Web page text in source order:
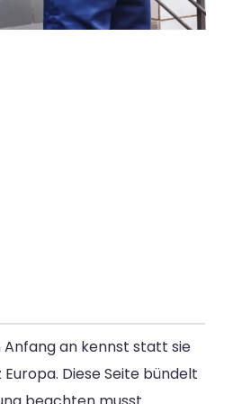
Anfang an kennst statt sie
Diese Seite bündelt